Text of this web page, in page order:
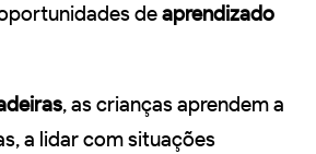
deaprendizado
, as crianças aprendem a
a lidar com situações